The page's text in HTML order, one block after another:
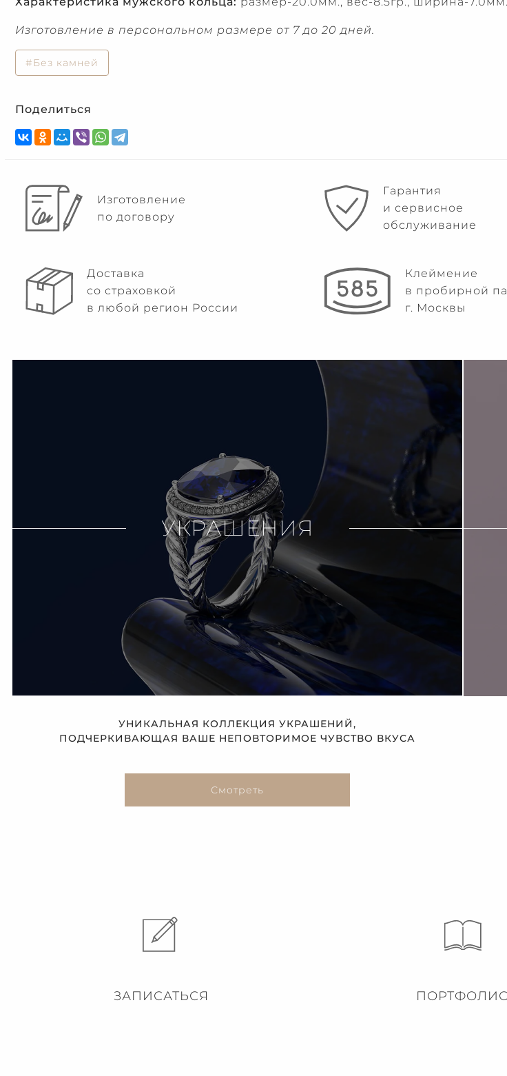
Изготовление в персональном размере от 7 до 20 дней.
#Без камней
Поделиться
Изготовление
по договору
Гарантия
и сервисное
обслуживание
Доставка
со страховкой
в любой регион России
Клеймение
в пробирной
г. Москвы
УКРАШЕНИЯ
УНИКАЛЬНАЯ КОЛЛЕКЦИЯ УКРАШЕНИЙ,
ПОДЧЕРКИВАЮЩАЯ ВАШЕ НЕПОВТОРИМОЕ ЧУВСТВО ВКУСА
Смотреть
ЗАПИСАТЬСЯ